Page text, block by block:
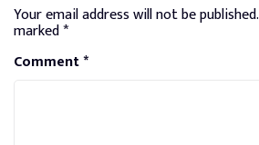
Your email address will not be published.
marked*
Comment*